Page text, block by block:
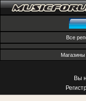
Все
Вы